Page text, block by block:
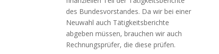
des Bundesvorstandes. Da wir bei einer
Neuwahl auch Tätigkeitsberichte
abgeben müssen, brauchen wir auch
Rechnungsprüfer, die diese prüfen.